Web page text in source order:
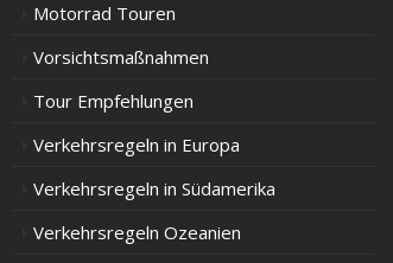
Motorrad Touren
Vorsichtsmaßnahmen
Tour Empfehlungen
Verkehrsregeln in Europa
Verkehrsregeln in Südamerika
Verkehrsregeln Ozeanien